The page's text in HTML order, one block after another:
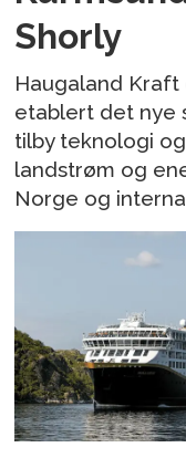
Shorly
Haugaland Kraft
etablert det nye
tilby teknologi
landstrøm og
Norge og